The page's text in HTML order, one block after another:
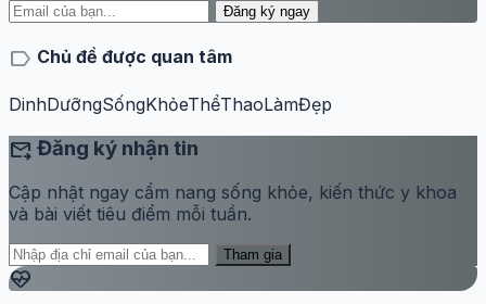
Đăng ký ngay
label Chủ đề được quan tâm
DinhDưỡngSốngKhỏeThểThaoLàmĐẹp
forward_to_inbox Đăng ký nhận tin
Cập nhật ngay cẩm nang sống khỏe, kiến thức y khoa
và bài viết tiêu điểm mỗi tuần.
Tham gia
ecg_heart